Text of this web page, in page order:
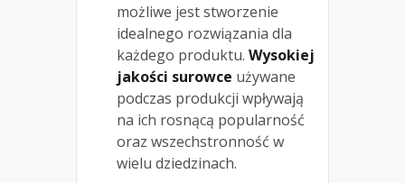
możliwe jest stworzenie
idealnego rozwiązania dla
każdego produktu. Wysokiej
jakości surowce używane
podczas produkcji wpływają
na ich rosnącą popularność
oraz wszechstronność w
wielu dziedzinach.